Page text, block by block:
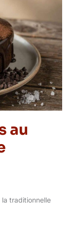
au
traditionnelle